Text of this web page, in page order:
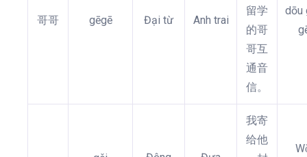
哥哥 gēgē Đại từ Anh trai
留学
的哥
哥互
通音
信。
dōu
我寄
给他